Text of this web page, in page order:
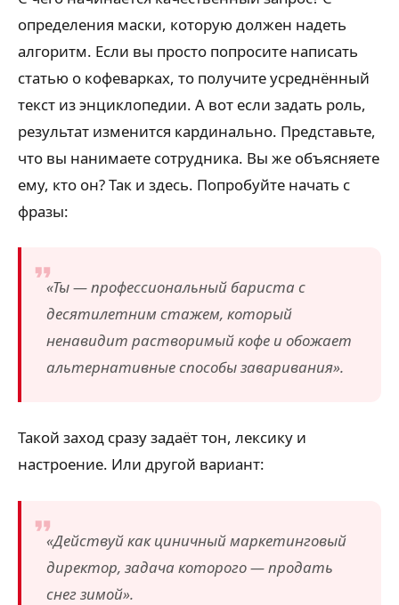
определения маски, которую должен надеть
алгоритм. Если вы просто попросите написать
статью о кофеварках, то получите усреднённый
текст из энциклопедии. А вот если задать роль,
результат изменится кардинально. Представьте,
что вы нанимаете сотрудника. Вы же объясняете
ему, кто он? Так и здесь. Попробуйте начать с
фразы:
«Ты — профессиональный бариста с
десятилетним стажем, который
ненавидит растворимый кофе и обожает
альтернативные способы заваривания».
Такой заход сразу задаёт тон, лексику и
настроение. Или другой вариант:
«Действуй как циничный маркетинговый
директор, задача которого — продать
снег зимой».